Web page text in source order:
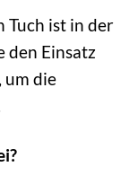
Tuch ist in der
den Einsatz
um die